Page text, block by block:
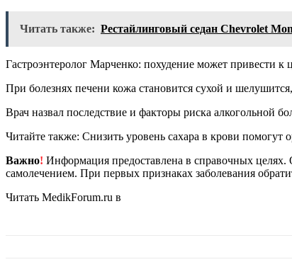
Читать также: Рестайлинговый седан Chevrolet
Гастроэнтеролог Марченко: похудение может привести к
При болезнях печени кожа становится сухой и
Врач назвал последствие и факторы риска алкогольной
Читайте также: Снизить уровень сахара в крови помогут
Важно! Информация предоставлена в справочных целях.
самолечением. При первых признаках заболевания
Читать MedikForum.ru в